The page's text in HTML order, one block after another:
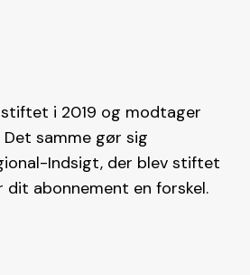
i 2019 og modtager
samme gør sig
Indsigt, der blev stiftet
dit abonnement en forskel.